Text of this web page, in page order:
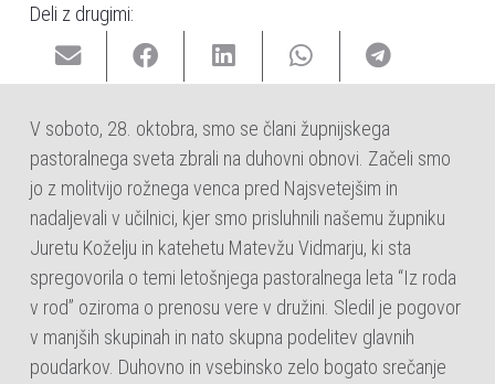
Deli z drugimi:
V soboto, 28. oktobra, smo se člani župnijskega
pastoralnega sveta zbrali na duhovni obnovi. Začeli smo
jo z molitvijo rožnega venca pred Najsvetejšim in
nadaljevali v učilnici, kjer smo prisluhnili našemu župniku
Juretu Koželju in katehetu Matevžu Vidmarju, ki sta
spregovorila o temi letošnjega pastoralnega leta “Iz roda
v rod” oziroma o prenosu vere v družini. Sledil je pogovor
v manjših skupinah in nato skupna podelitev glavnih
poudarkov. Duhovno in vsebinsko zelo bogato srečanje